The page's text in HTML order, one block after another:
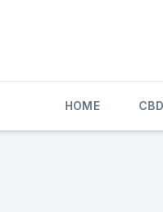
HOME